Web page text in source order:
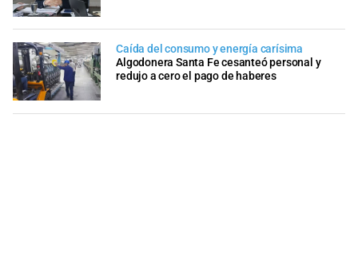
Caída del consumo y energía carísima
Algodonera Santa Fe cesanteó personal y
redujo a cero el pago de haberes